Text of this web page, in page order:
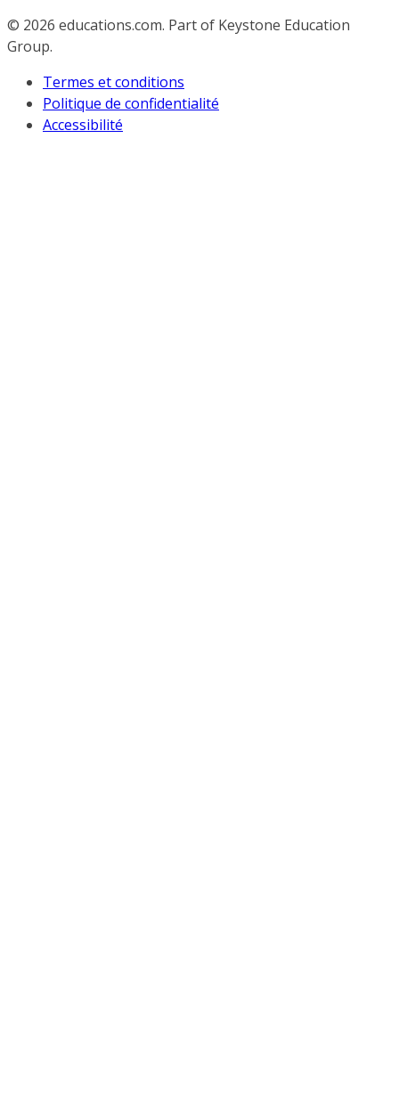
© 2026 educations.com. Part of Keystone Education
Group.
Termes et conditions
Politique de confidentialité
Accessibilité